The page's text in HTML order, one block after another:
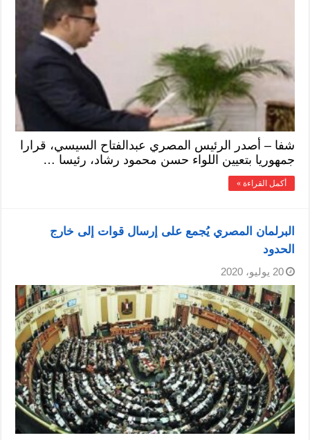
شفا – أصدر الرئيس المصري عبدالفتاح السيسي، قرارا
جمهوريا بتعيين اللواء حسن محمود رشاد، رئيسا …
أكمل القراءة »
البرلمان المصري يُجمع على إرسال قوات إلى خارج
الحدود
20 يوليو، 2020